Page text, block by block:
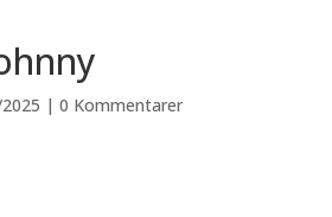
| 0 Kommentarer